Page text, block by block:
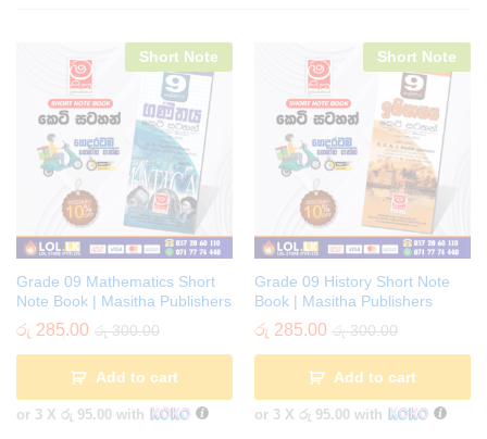
Short Note
Grade 09 Mathematics Short
Note Book | Masitha Publishers
රු 285.00 රු300.00
Add to cart
or 3 X රු 95.00 with
Short Note
Grade 09 History Short Note
Book | Masitha Publishers
රු 285.00 රු300.00
Add to cart
or 3 X රු 95.00 with